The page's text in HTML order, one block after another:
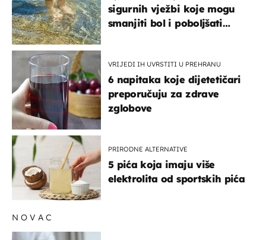
sigurnih vježbi koje mogu
smanjiti bol i poboljšati
VRIJEDI IH UVRSTITI U PREHRANU
6 napitaka koje dijetetičari
preporučuju za zdrave
zglobove
PRIRODNE ALTERNATIVE
5 pića koja imaju više
elektrolita od sportskih pića
NOVAC